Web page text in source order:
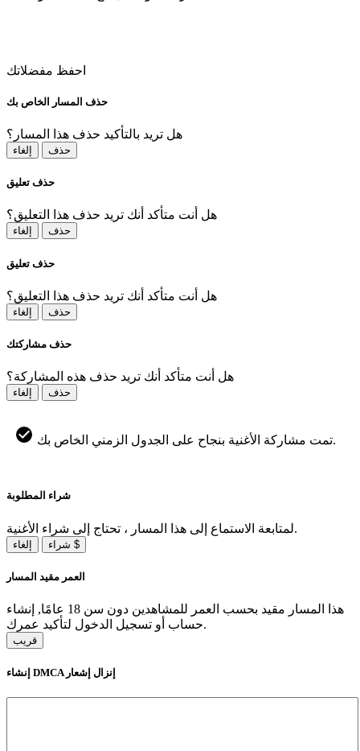
احفظ مفضلاتك
حذف المسار الخاص بك
هل تريد بالتأكيد حذف هذا المسار؟
إلغاء حذف
حذف تعليق
هل أنت متأكد أنك تريد حذف هذا التعليق؟
إلغاء حذف
حذف تعليق
هل أنت متأكد أنك تريد حذف هذا التعليق؟
إلغاء حذف
حذف مشاركتك
هل أنت متأكد أنك تريد حذف هذه المشاركة؟
إلغاء حذف
تمت مشاركة الأغنية بنجاح على الجدول الزمني الخاص بك.
شراء المطلوبة
لمتابعة الاستماع إلى هذا المسار ، تحتاج إلى شراء الأغنية.
إلغاء شراء $
العمر مقيد المسار
هذا المسار مقيد بحسب العمر للمشاهدين دون سن 18 عامًا, إنشاء
حساب أو تسجيل الدخول لتأكيد عمرك.
قريب
إنشاء DMCA إنزال إشعار